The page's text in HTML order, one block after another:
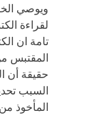
ويوصي
لقراءة
تامة ان
المقتبس
حقيقة أن
السبب
المأخوذ